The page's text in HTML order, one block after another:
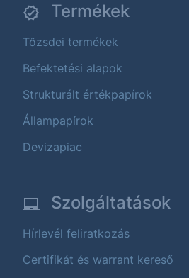
Termékek
Tőzsdei termékek
Befektetési alapok
Strukturált értékpapírok
Állampapírok
Devizapiac
Szolgáltatások
Hírlevél feliratkozás
Certifikát és warrant kereső